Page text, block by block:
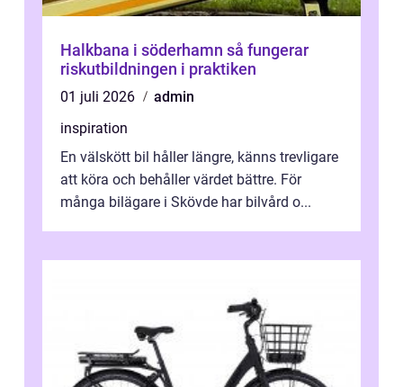
Halkbana i söderhamn så fungerar
riskutbildningen i praktiken
01 juli 2026
admin
inspiration
En välskött bil håller längre, känns trevligare
att köra och behåller värdet bättre. För
många bilägare i Skövde har bilvård o...